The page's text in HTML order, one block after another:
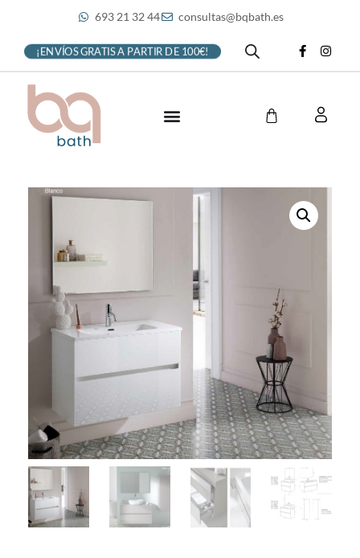
693 21 32 44 consultas@bqbath.es
¡ENVÍOS GRATIS A PARTIR DE 100€!